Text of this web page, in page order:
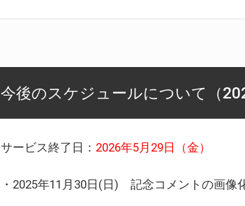
今後のスケジュールについて（
サービス終了日： 2026年5月29日（金）
・2025年11月30日(日) 記念コメントの画像